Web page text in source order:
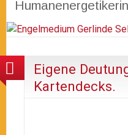
Eigene
Kartendecks.